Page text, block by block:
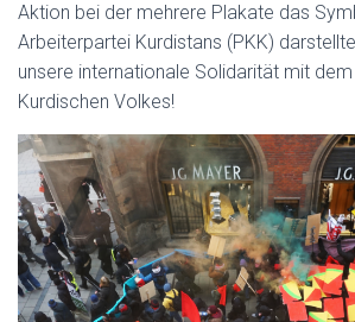
Aktion bei der mehrere Plakate das
Arbeiterpartei Kurdistans (PKK)
unsere internationale Solidarität mit dem
Kurdischen Volkes!